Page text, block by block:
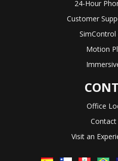
24-Hour
Customer
Motion
Office
Visit an